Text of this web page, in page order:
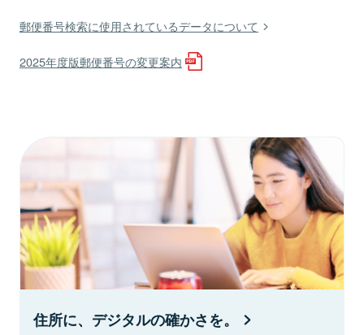
郵便番号検索に使用されているデータについて
2025年度版郵便番号の変更案内
住所に、デジタルの確かさを。